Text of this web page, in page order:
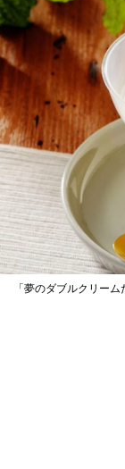
「夢のダブルクリー